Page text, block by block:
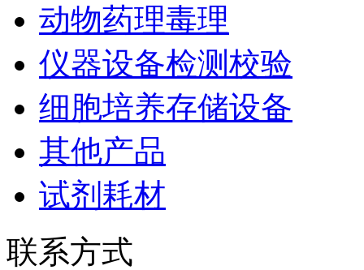
动物药理毒理
仪器设备检测校验
细胞培养存储设备
其他产品
试剂耗材
联系方式